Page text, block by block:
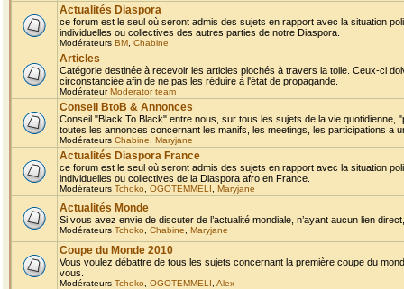
Actualités Diaspora
ce forum est le seul où seront admis des sujets en rapport avec la situation
individuelles ou collectives des autres parties de notre Diaspora.
Modérateurs BM Chabine
Articles
Catégorie destinée à recevoir les articles piochés à travers la toile. Ceux-ci
circonstanciée afin de ne pas les réduire à l'état de propagande.
ModérateurModerator team
Conseil BtoB & Annonces
Conseil "Black To Black" entre nous, sur tous les sujets de la vie
toutes les annonces concernant les manifs, les meetings, les participations a
Modérateurs Chabine Maryjane
Actualités Diaspora France
ce forum est le seul où seront admis des sujets en rapport avec la situation
individuelles ou collectives de la Diaspora afro en France.
Modérateurs Tchoko OGOTEMMELI Maryjane
Actualités Monde
Si vous avez envie de discuter de l’actualité mondiale, n’ayant aucun lien
Modérateurs Tchoko Chabine Maryjane
Coupe du Monde 2010
Vous voulez débattre de tous les sujets concernant la première coupe du
vous.
Modérateurs Tchoko OGOTEMMELI Alex